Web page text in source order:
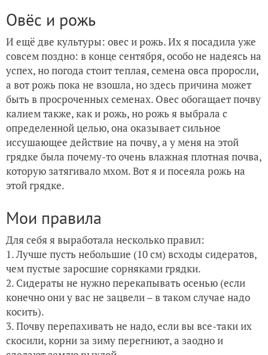
Овёс и рожь
И ещё две культуры: овес и рожь. Их я посадила уже
совсем поздно: в конце сентября, особо не надеясь на
успех, но погода стоит теплая, семена овса проросли,
а вот рожь пока не взошла, но здесь причина может
быть в просроченных семенах. Овес обогащает почву
калием также, как и рожь, но рожь я выбрала с
определенной целью, она оказывает сильное
иссушающее действие на почву, а у меня на этой
грядке была почему-то очень влажная плотная почва,
которую затягивало мхом. Вот я и посеяла рожь на
этой грядке.
Мои правила
Для себя я выработала несколько правил:
1. Лучше пусть небольшие (10 см) всходы сидератов,
чем пустые заросшие сорняками грядки.
2. Сидераты не нужно перекапывать осенью (если
конечно они у вас не зацвели – в таком случае надо
косить).
3. Почву перепахивать не надо, если вы все-таки их
скосили, корни за зиму перегниют, а заодно и